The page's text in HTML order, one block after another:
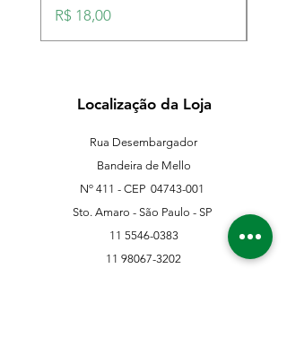
Preço
R$ 18,00
Localização da Loja
Rua Desembargador
Bandeira de Mello
Nº 411 - CEP 04743-001
Sto. Amaro - São Paulo - SP
11 5546-0383
11 98067-3202